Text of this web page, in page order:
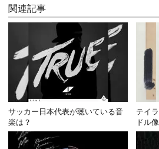
関連記事
サッカー日本代表が聴いている音
楽は？
テイ
ドル像